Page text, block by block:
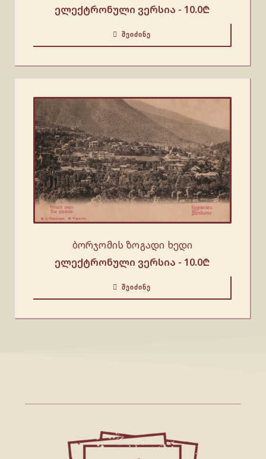
ელექტრონული ვერსია - 10.0₾
ᲨᲔᲘᲫᲘᲜᲔ
ბორჯომის ზოგადი ხედი
ელექტრონული ვერსია - 10.0₾
ᲨᲔᲘᲫᲘᲜᲔ